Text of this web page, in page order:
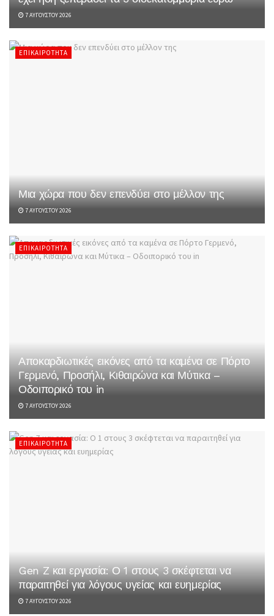
7 ΑΥΓΟΎΣΤΟΥ 2026
ΕΠΙΚΑΙΡΌΤΗΤΑ
Μια χώρα που δεν επενδύει στο μέλλον της
7 ΑΥΓΟΎΣΤΟΥ 2026
ΕΠΙΚΑΙΡΌΤΗΤΑ
Αποκαρδιωτικές εικόνες από τα καμένα σε Πόρτο
Γερμενό, Προσήλι, Κιθαιρώνα και Μύτικα –
Οδοιπορικό του in
7 ΑΥΓΟΎΣΤΟΥ 2026
ΕΠΙΚΑΙΡΌΤΗΤΑ
Gen Z και εργασία: Ο 1 στους 3 σκέφτεται να
παραιτηθεί για λόγους υγείας και ευημερίας
7 ΑΥΓΟΎΣΤΟΥ 2026